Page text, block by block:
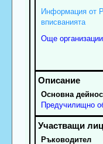
Информация от
вписванията
Още
Основна
Предучилищно
Ръководител